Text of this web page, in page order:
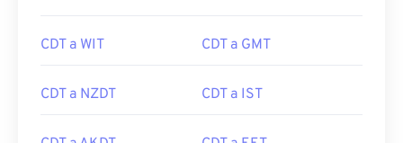
CDT a WIT CDT a GMT
CDT a NZDT CDT a IST